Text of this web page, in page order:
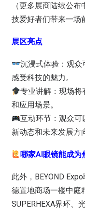
（更多展商陆续公
技爱好者们带来一场
展区亮点
沉浸式体验：观众
感受科技的魅力。
专业讲解：现场将
和应用场景。
互动环节：观众可
新动态和未来发展方
哪家AI眼镜能成为
此外，BEYOND
德置地商场一楼中庭
SUPERHEXA界环、